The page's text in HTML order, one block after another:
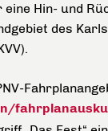
Hin- und
des